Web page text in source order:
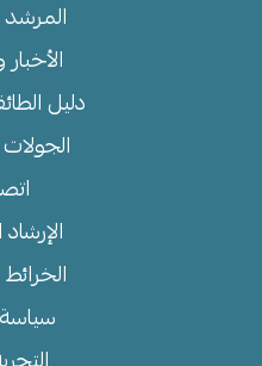
دليل